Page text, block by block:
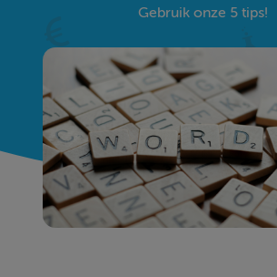
Gebruik onze 5 tips!